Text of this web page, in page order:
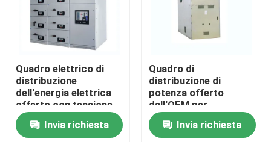
Casa
Prodotti
Circa noi
Quadro elettrico di
distribuzione
dell'energia elettrica
offerto con tensione
nominale fino a 17,5
KV dall'OEMInvia richiesta
Quadro di
distribuzione di
potenza offerto
dall'OEM per
interruttori automatici
sottovuoto o SF6 e
Invia richiesta